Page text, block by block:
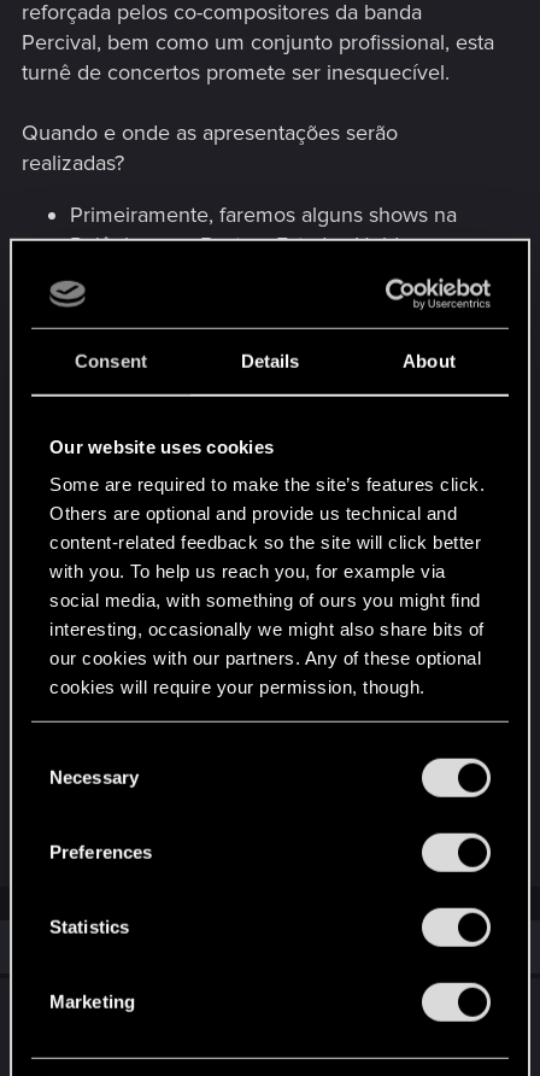
Consent Details About
Our website uses cookies
Some are required to make the site’s features click.
Others are optional and provide us technical and
content-related feedback so the site will click better
with you. To help us reach you, for example via
social media, with something of ours you might find
interesting, occasionally we might also share bits of
our cookies with our partners. Any of these optional
cookies will require your permission, though.
and tweak your preferences regarding them in the
Necessary
Preferences
Statistics
Marketing
reforçada pelos co-compositores da banda
Percival, bem como um conjunto profissional, esta
turnê de concertos promete ser inesquecível.
Quando e onde as apresentações serão
realizadas?
Primeiramente, faremos alguns shows na
Polônia e em Boston, Estados Unidos, em
maio de 2025 para celebrar o aniversário
em si!
Depois disso, faremos uma turnê, visitando
cidades na Europa no final de 2025 e na
América do Norte no primeiro trimestre de
Fique ligado para mais detalhes, pois revelaremos
datas e cidades específicas no site oficial em
https://thewitcher.com/concert.
Se você quiser ter certeza de ser notificado
quando começarmos a vender ingressos,
inscreva-se no boletim informativo pelosite. Os
destinatários do boletim informativo também
receberão um código especial, permitindo que
uma pré-venda exclusiva!
R
e
t
i
s
YSMIRSSON and
O Protagonista É Você! — Lendas de Night